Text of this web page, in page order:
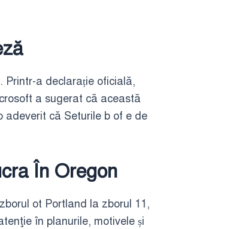
Printr-a declarație oficială,
a sugerat că această
adeverit că Seturile b of e de
În Oregon
ot Portland la zborul 11,
în planurile, motivele și